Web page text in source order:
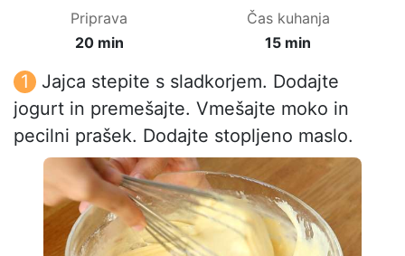
Priprava
20 min
Čas kuhanja
15 min
Jajca stepite s sladkorjem. Dodajte
jogurt in premešajte. Vmešajte moko in
pecilni prašek. Dodajte stopljeno maslo.